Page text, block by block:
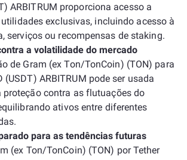
ARBITRUM proporciona acesso a
utilidades exclusivas, incluindo acesso à
serviços ou recompensas de staking.
a volatilidade do mercado
de Gram (ex Ton/TonCoin) (TON) para
(USDT) ARBITRUM pode ser usada
proteção contra as flutuações do
ativos entre diferentes
para as tendências futuras
(ex Ton/TonCoin) (TON) por Tether